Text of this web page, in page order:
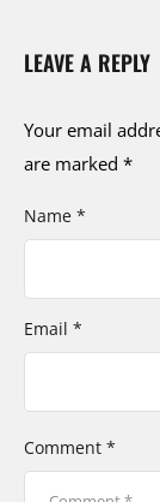
LEAVE A REPLY
Your email
are marked *
Comment *
Name *
Email *